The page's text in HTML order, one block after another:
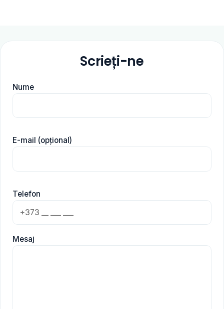
Scrieți-ne
Nume
E-mail (opțional)
Telefon
Mesaj